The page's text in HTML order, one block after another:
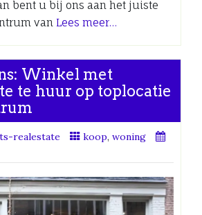
bent u bij ons aan het juiste
van Lees meer…
Winkel met
te huur op toplocatie
realestate koop, woning